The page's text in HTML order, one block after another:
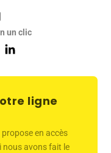
un clic
ligne
en accès
nous avons fait le